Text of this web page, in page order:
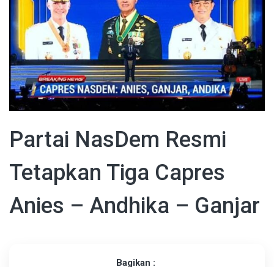
Partai NasDem Resmi
Tetapkan Tiga Capres
Anies – Andhika – Ganjar
Bagikan :